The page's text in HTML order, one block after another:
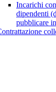
Incarichi
dipendenti
pubblicare